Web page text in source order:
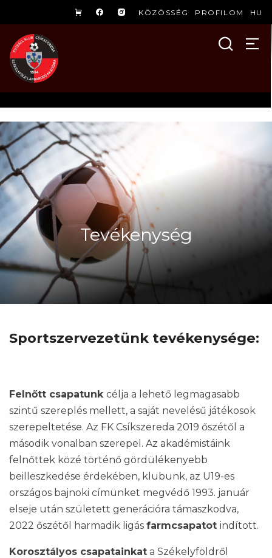
KÖZÖSSÉG PROFILOM HU
Tevékenység
Sportszervezetünk tevékenysége:
Felnőtt csapatunk célja a lehető legmagasabb
szintű szereplés mellett, a saját nevelésű játékosok
szerepeltetése. Az FK Csíkszereda 2019 őszétől a
második vonalban szerepel. Az akadémistáink
felnőttek közé történő gördülékenyebb
beilleszkedése érdekében, klubunk, az U19-es
országos bajnoki címünket megvédő 1993. január
elseje után született generációra támaszkodva,
2022 őszétől harmadik ligás farmcsapatot indított.
Korosztályos csapatainkat a Székelyföldről